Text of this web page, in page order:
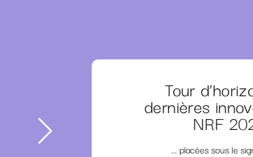
Tour
dernières
NRF
... placées sous le